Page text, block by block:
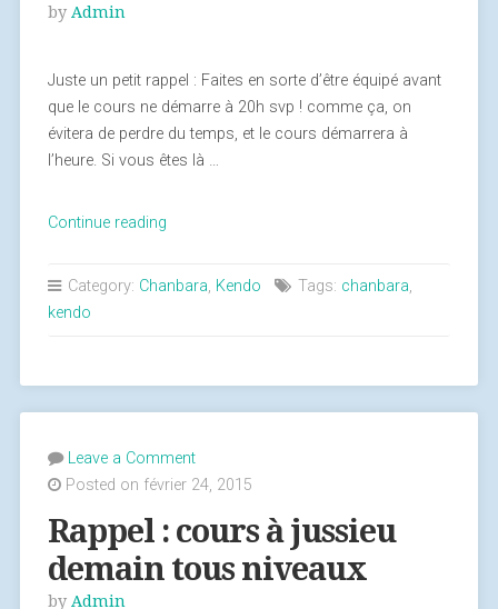
by Admin
Juste un petit rappel : Faites en sorte d’être équipé avant
que le cours ne démarre à 20h svp ! comme ça, on
évitera de perdre du temps, et le cours démarrera à
l’heure. Si vous êtes là …
Continue reading
important
des
cours »
Category: Chanbara, Kendo Tags: chanbara,
kendo
Leave a Comment
Posted on février 24, 2015
Rappel : cours à jussieu
demain tous niveaux
by Admin